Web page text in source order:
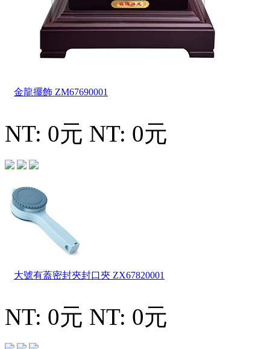
金龍擺飾 ZM67690001
NT: 0元 NT: 0元
大號有蓋密封夾封口夾 ZX67820001
NT: 0元 NT: 0元